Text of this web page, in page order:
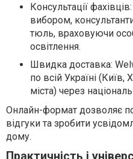
Консультації
вибором,
тюль, враховуючи
освітлення.
Швидка доставка:
по всій Україні (Київ,
міста) через
Онлайн-формат дозволяє
відгуки та зробити
дому.